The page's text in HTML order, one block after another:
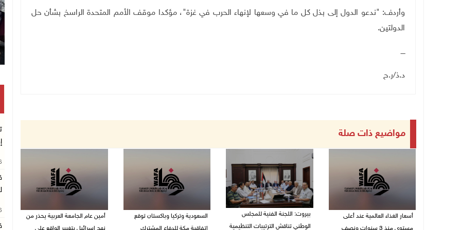
وأردف: "ندعو الدول إلى بذل كل ما في وسعها لإنهاء الحرب في غزة"، مؤكدا موقف الأمم المتحدة الراسخ بشأن حل
الدولتين.
ــــ
د.ذ/ر.ح
مواضيع ذات صلة
أسعار الغذاء العالمية عند أعلى
مستوى منذ 3 سنوات ونصف
بيروت: اللجنة الفنية للمجلس
الوطني تناقش الترتيبات التنظيمية
السعودية وتركيا وباكستان توقع
اتفاقية مكة للدفاع المشترك
أمين عام الجامعة العربية يحذر من
نهج إسرائيل بتغيير الواقع على